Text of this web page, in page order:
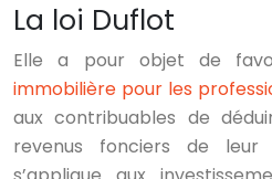
La loi Duflot
Elle a pour objet de
immobilière pour les
aux contribuables de
revenus fonciers de